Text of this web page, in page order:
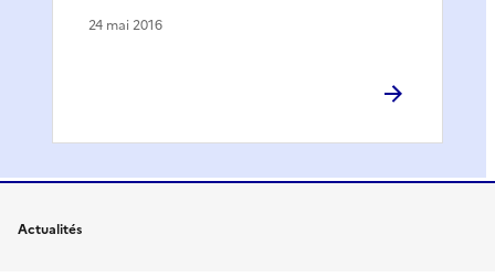
24 mai 2016
Actualités